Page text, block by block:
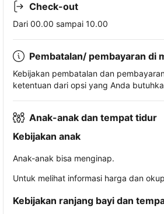
Check-out
Dari 00.00 sampai 10.00
Pembatalan/ pembayaran di
Kebijakan pembatalan dan
ketentuan dari opsi yang Anda
Anak-anak dan tempat tidur
Kebijakan anak
Anak-anak bisa menginap.
Untuk melihat informasi harga dan
Kebijakan ranjang bayi dan